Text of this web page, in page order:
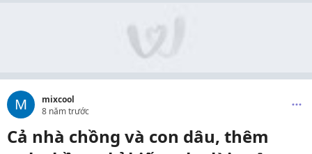
M
mixcool
8 năm trước
Cả nhà chồng và con dâu, thêm